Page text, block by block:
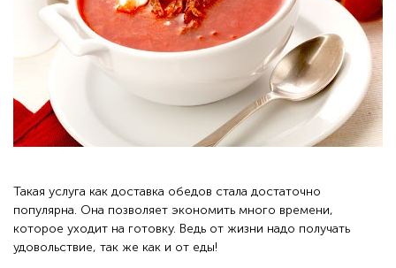
Такая услуга как доставка обедов стала достаточно
популярна. Она позволяет экономить много времени,
которое уходит на готовку. Ведь от жизни надо получать
удовольствие, так же как и от еды!